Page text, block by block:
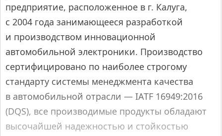
предприятие, расположенное в г. Калуга,
с 2004 года занимающееся разработкой
и производством инновационной
автомобильной электроники. Производство
сертифицировано по наиболее строгому
стандарту системы менеджмента качества
в автомобильной отрасли — IATF 16949:2016
(DQS), все производимые продукты обладают
высочайшей надежностью и стойкостью